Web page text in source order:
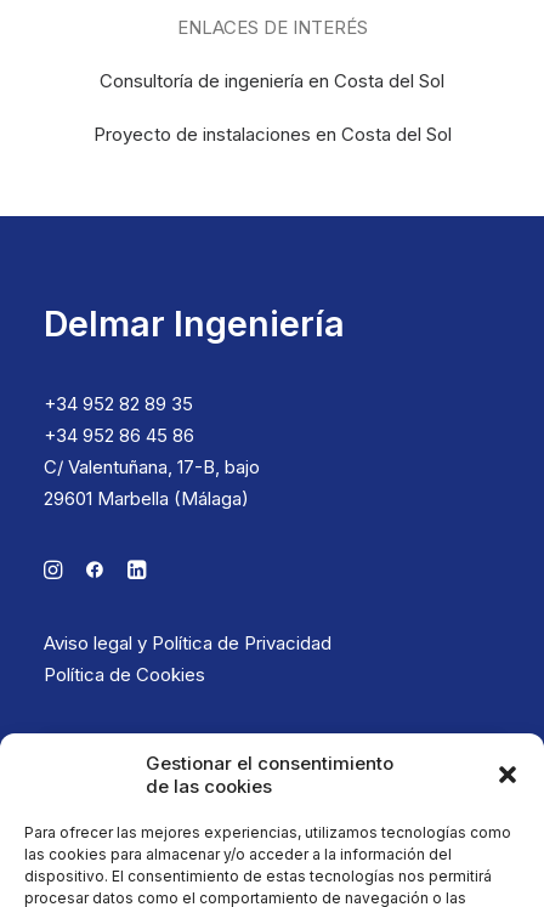
Gestionar el consentimiento
de las cookies
Para ofrecer las mejores experiencias, utilizamos tecnologías como
las cookies para almacenar y/o acceder a la información del
dispositivo. El consentimiento de estas tecnologías nos permitirá
procesar datos como el comportamiento de navegación o las
ENLACES DE INTERÉS
Consultoría de ingeniería en Costa del Sol
Proyecto de instalaciones en Costa del Sol
Delmar Ingeniería
+34 952 82 89 35
+34 952 86 45 86
C/ Valentuñana, 17-B, bajo
29601 Marbella (Málaga)
Aviso legal y Política de Privacidad
Política de Cookies
Haz clic para aceptar las cookies de